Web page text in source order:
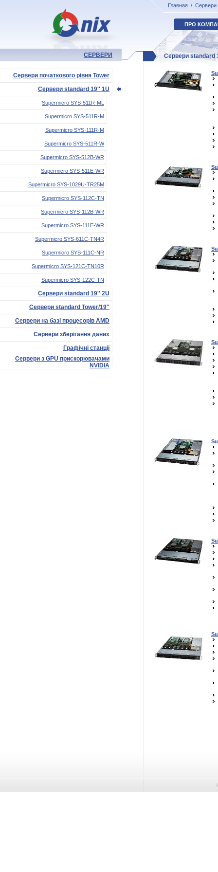
Главная \ Сервери
ПРО
Сервери standard
СЕРВЕРИ
Сервери початкового рівня Tower
Сервери standard 19'' 1U
Supermicro SYS-511R-ML
Supermicro SYS-511R-M
Supermicro SYS-111R-M
Supermicro SYS-511R-W
Supermicro SYS-512B-WR
Supermicro SYS-511E-WR
Supermicro SYS-1029U-TR25M
Supermicro SYS-112C-TN
Supermicro SYS-112B-WR
Supermicro SYS-111E-WR
Supermicro SYS-611C-TN4R
Supermicro SYS-111C-NR
Supermicro SYS-121C-TN10R
Supermicro SYS-122C-TN
Сервери standard 19'' 2U
Сервери standard Tower/19''
Сервери на базі процесорів AMD
Сервери зберігання даних
Графічні станції
Сервери з GPU прискорювачами
NVIDIA